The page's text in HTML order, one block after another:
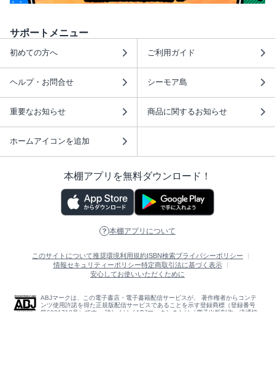
サポートメニュー
初めての方へ ご利用ガイド
ヘルプ・お問合せ シーモア島
重要なお知らせ 商品に関するお知らせ
ホームアイコンを追加
本棚アプリを無料ダウンロード！
本棚アプリについて
このサイトについて推奨環境利用規約 ISBN検索プライバシーポリシー
情報セキュリティーポリシー特定商取引法に基づく表示
安心してお使いいただくために
ABJマークは、この電子書店・電子書籍配信サービスが、 著作権者からコンテ
ンツ使用許諾を得た正規版配信サービスであることを示す登録商標（登録番号
第6091713号）です。 詳しくは［ABJマーク］または［電子出版制作・流通協